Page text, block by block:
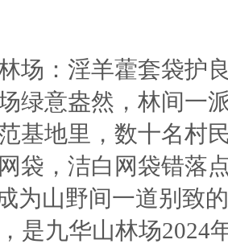
场：淫羊藿套袋护
绿意盎然，林间一
基地里，数十名村
袋，洁白网袋错落
为山野间一道别致
是九华山林场2024